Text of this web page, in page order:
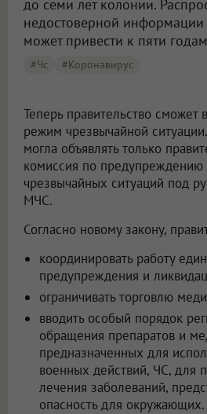
до семи лет колонии.
недостоверной информации
может привести к пяти
#чс #Коронавирус
Теперь правительство сможет
режим чрезвычайной
могла объявлять только
комиссия по предупреждению
чрезвычайных ситуаций под
МЧС.
Согласно новому закону,
координировать работу
предупреждения и
ограничивать торговлю
вводить особый порядок
обращения препаратов и
предназначенных для
военных действий, ЧС, для
лечения заболеваний,
опасность для окружающих.